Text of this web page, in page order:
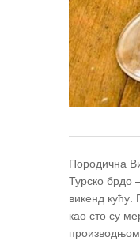
Породична
Турско брдо
викенд
као сто су